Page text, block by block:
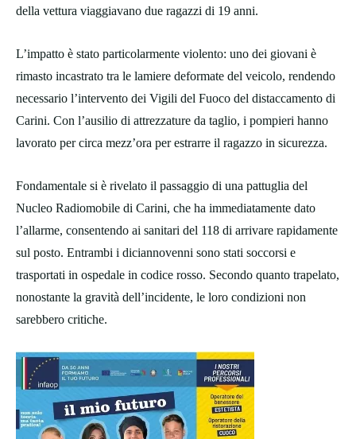
della vettura viaggiavano due ragazzi di 19 anni.
L’impatto è stato particolarmente violento: uno dei giovani è
rimasto incastrato tra le lamiere deformate del veicolo, rendendo
necessario l’intervento dei Vigili del Fuoco del distaccamento di
Carini. Con l’ausilio di attrezzature da taglio, i pompieri hanno
lavorato per circa mezz’ora per estrarre il ragazzo in sicurezza.
Fondamentale si è rivelato il passaggio di una pattuglia del
Nucleo Radiomobile di Carini, che ha immediatamente dato
l’allarme, consentendo ai sanitari del 118 di arrivare rapidamente
sul posto. Entrambi i diciannovenni sono stati soccorsi e
trasportati in ospedale in codice rosso. Secondo quanto trapelato,
nonostante la gravità dell’incidente, le loro condizioni non
sarebbero critiche.